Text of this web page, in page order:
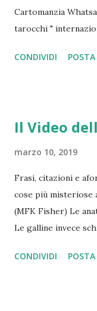
Cartomanzia
tarocchi "
subito la tua "
✨ appena
meglio
CONDIVIDI
Il Video
marzo 10, 2019
Frasi, citazioni e
cose più misteriose
(MFK Fisher) Le
Le galline invece
Ford) Nessuna
CONDIVIDI